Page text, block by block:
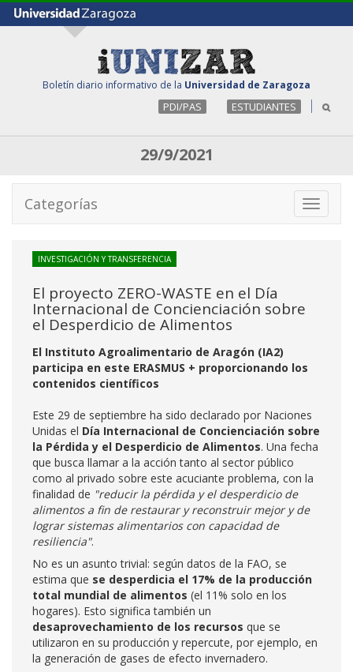
Boletín diario informativo de la Universidad de Zaragoza
PDI/PAS ESTUDIANTES
29/9/2021
Toggle
Categorías
INVESTIGACIÓN Y TRANSFERENCIA
El proyecto ZERO-WASTE en el Día
Internacional de Concienciación sobre
el Desperdicio de Alimentos
El Instituto Agroalimentario de Aragón (IA2)
participa en este ERASMUS + proporcionando los
contenidos científicos
Este 29 de septiembre ha sido declarado por Naciones
Unidas el Día Internacional de Concienciación sobre
la Pérdida y el Desperdicio de Alimentos. Una fecha
que busca llamar a la acción tanto al sector público
como al privado sobre este acuciante problema, con la
finalidad de "reducir la pérdida y el desperdicio de
alimentos a fin de restaurar y reconstruir mejor y de
lograr sistemas alimentarios con capacidad de
resiliencia".
No es un asunto trivial: según datos de la FAO, se
estima que se desperdicia el 17% de la producción
total mundial de alimentos (el 11% solo en los
hogares). Esto significa también un
desaprovechamiento de los recursos que se
utilizaron en su producción y repercute, por ejemplo, en
la generación de gases de efecto invernadero.